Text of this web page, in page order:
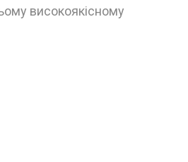
високоякісному